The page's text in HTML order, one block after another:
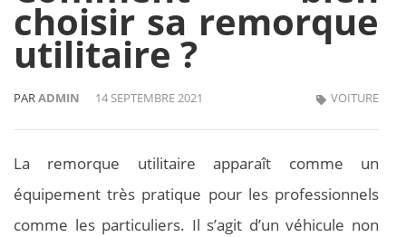
choisir sa remorque
utilitaire ?
PARADMIN 14 SEPTEMBRE 2021 VOITURE
La remorque utilitaire apparaît comme un
équipement très pratique pour les professionnels
comme les particuliers. Il s’agit d’un véhicule non